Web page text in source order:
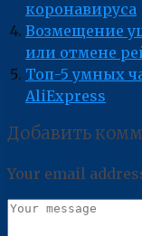
коронавируса
Возмещение
или отмене
Топ-5 умных
AliExpress
Добавить
Your email